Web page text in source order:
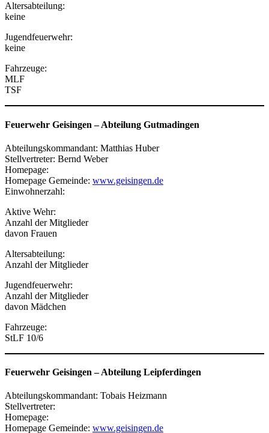
Altersabteilung:
keine
Jugendfeuerwehr:
keine
Fahrzeuge:
MLF
TSF
Feuerwehr Geisingen –Abteilung Gutmadingen
Abteilungskommandant: Matthias Huber
Stellvertreter: Bernd Weber
Homepage:
Homepage Gemeinde: www.geisingen.de
Einwohnerzahl:
Aktive Wehr:
Anzahl der Mitglieder
davon Frauen
Altersabteilung:
Anzahl der Mitglieder
Jugendfeuerwehr:
Anzahl der Mitglieder
davon Mädchen
Fahrzeuge:
StLF 10/6
Feuerwehr Geisingen –Abteilung Leipferdingen
Abteilungskommandant: Tobais Heizmann
Stellvertreter:
Homepage:
Homepage Gemeinde: www.geisingen.de